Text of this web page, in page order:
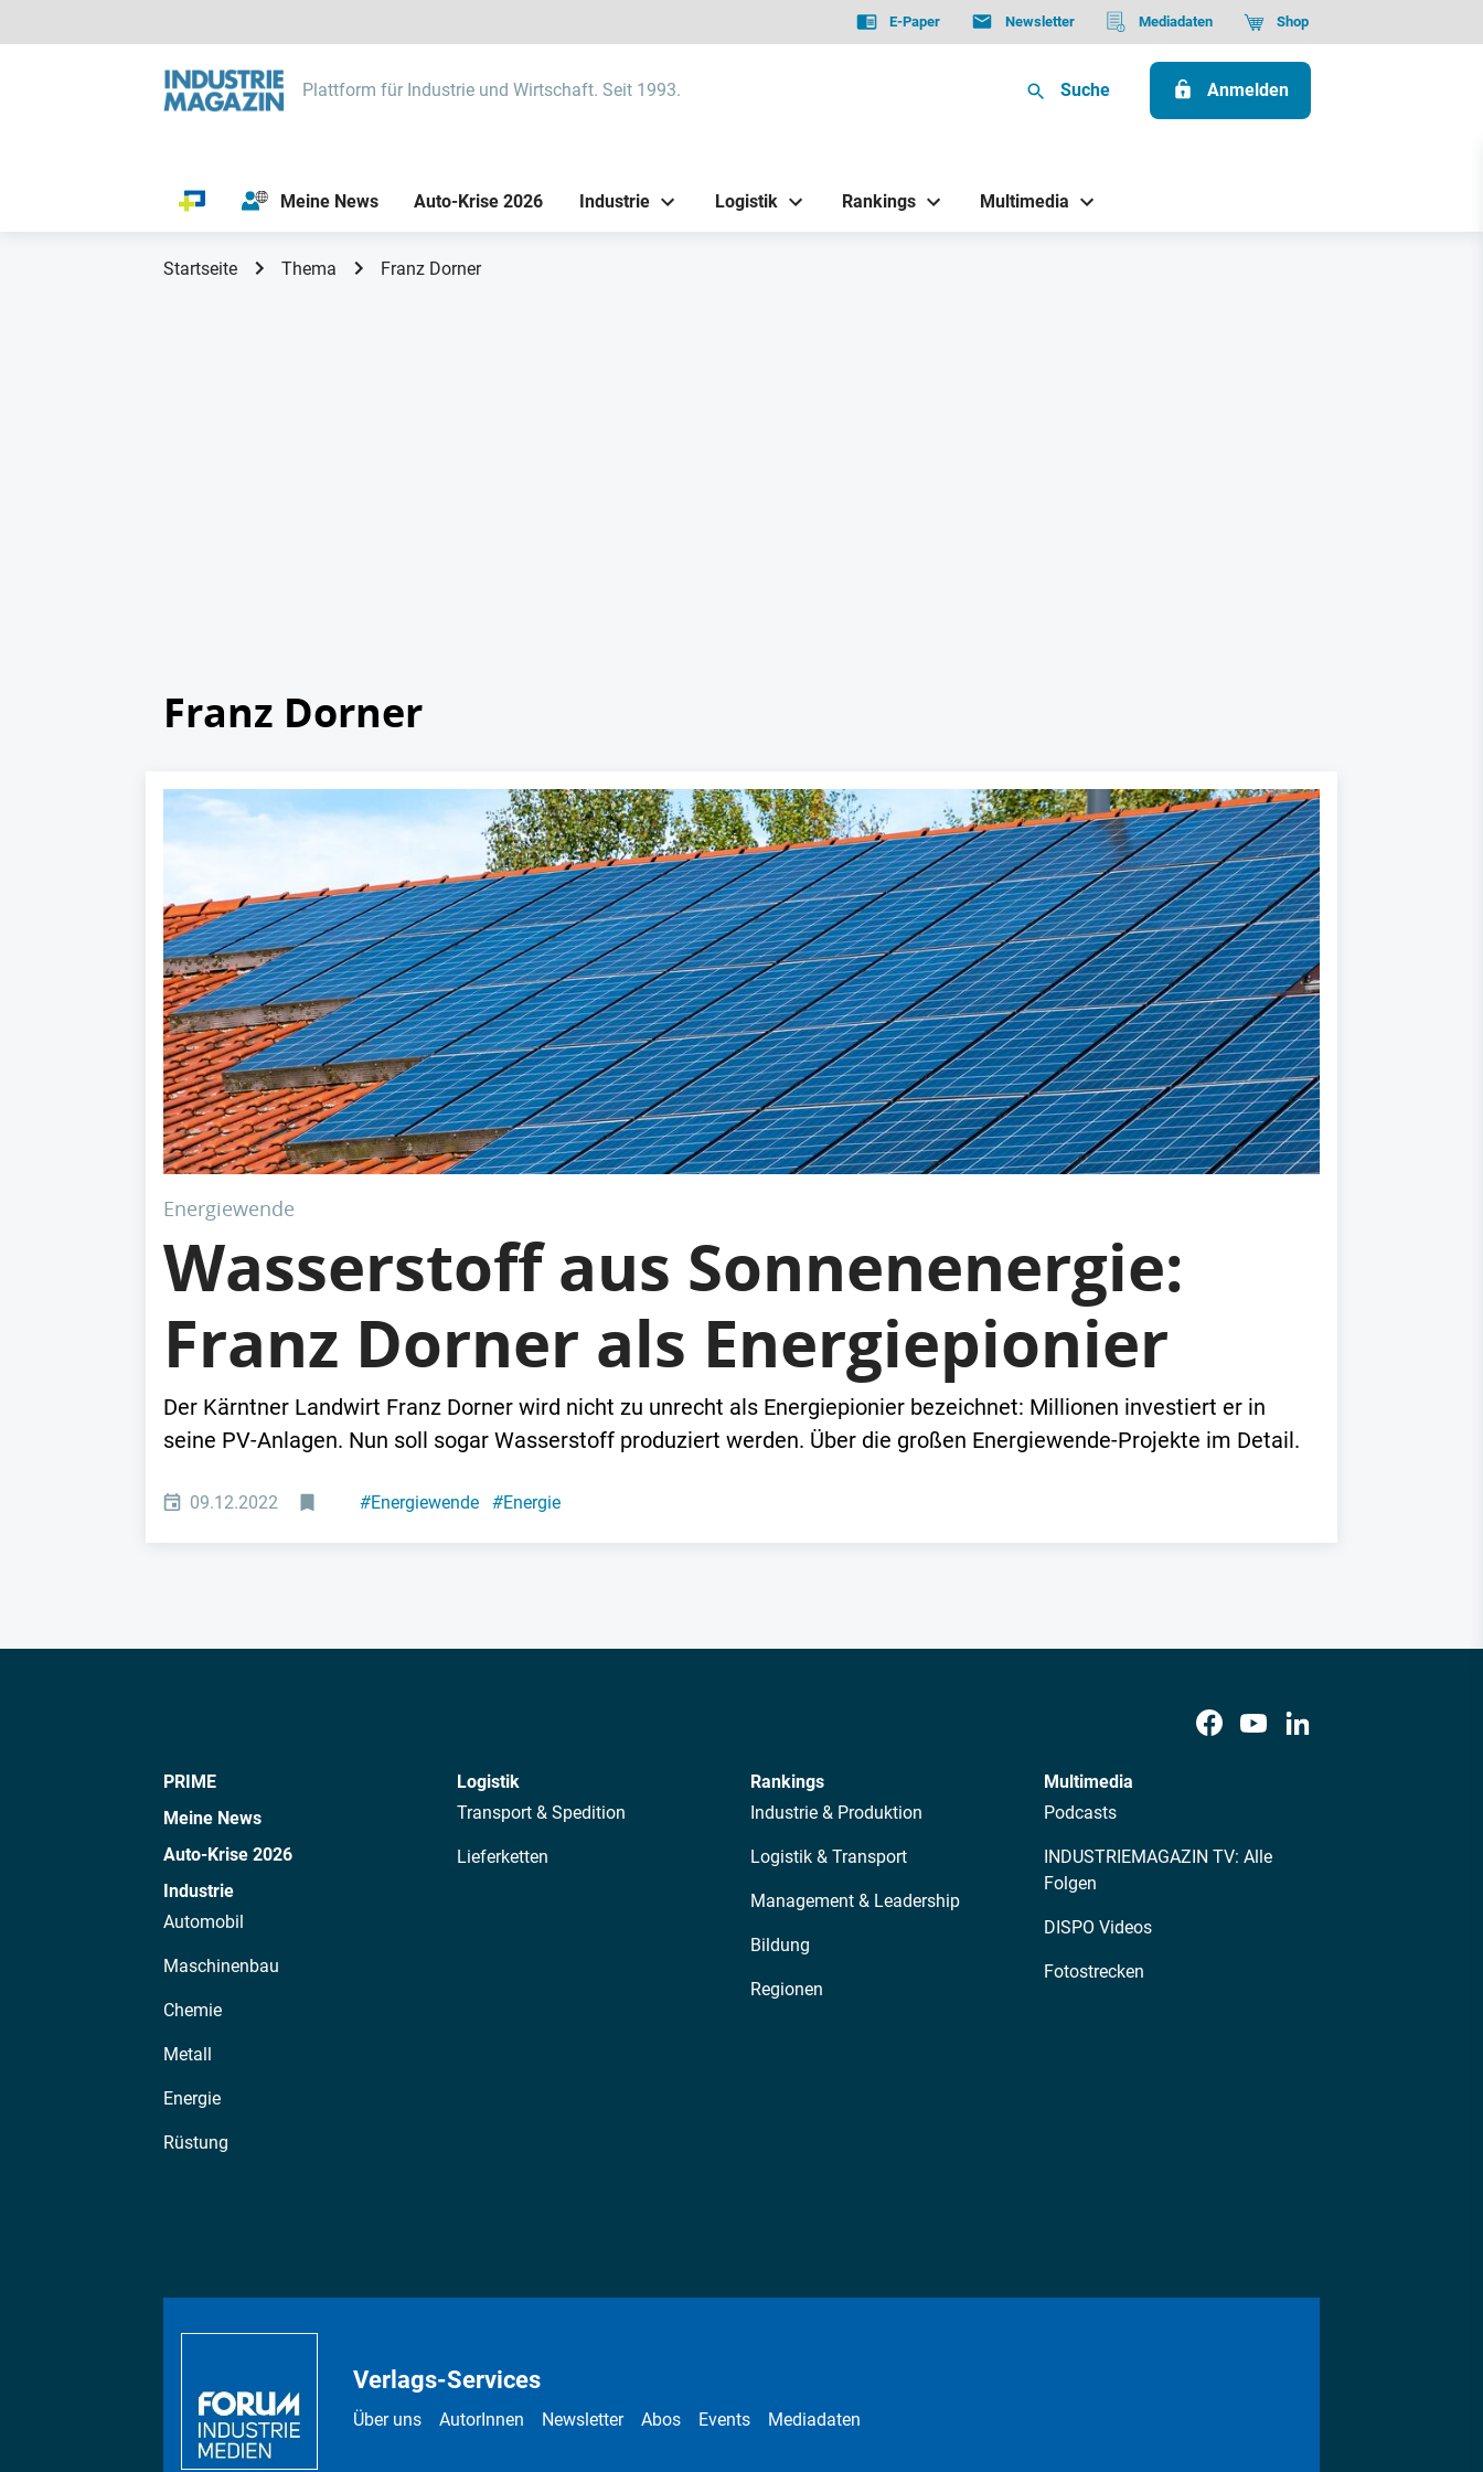
E-Paper Newsletter Mediadaten Shop
Plattform für Industrie und Wirtschaft. Seit 1993. Suche Anmelden
Meine News Auto-Krise 2026 Industrie Logistik Rankings Multimedia
Startseite Thema Franz Dorner
Franz Dorner
Energiewende
Wasserstoff aus Sonnenenergie:
Franz Dorner als Energiepionier
Der Kärntner Landwirt Franz Dorner wird nicht zu unrecht als Energiepionier bezeichnet: Millionen investiert er in
seine PV-Anlagen. Nun soll sogar Wasserstoff produziert werden. Über die großen Energiewende-Projekte im Detail.
09.12.2022 #Energiewende #Energie
PRIME
Meine News
Auto-Krise 2026
Industrie
Automobil
Maschinenbau
Chemie
Metall
Energie
Rüstung
Logistik
Transport & Spedition
Lieferketten
Rankings
Industrie & Produktion
Logistik & Transport
Management & Leadership
Bildung
Regionen
Multimedia
Podcasts
INDUSTRIEMAGAZIN TV: Alle
Folgen
DISPO Videos
Fotostrecken
Verlags-Services
Über uns AutorInnen Newsletter Abos Events Mediadaten